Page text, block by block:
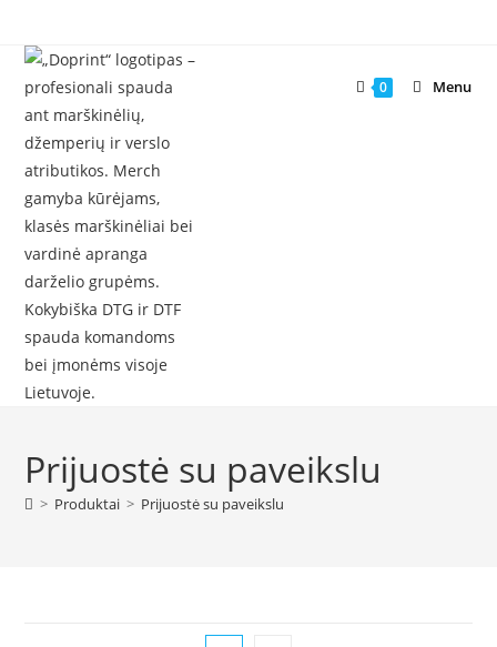
content
0 Menu
Prijuostė su paveikslu
> Produktai > Prijuostė su paveikslu